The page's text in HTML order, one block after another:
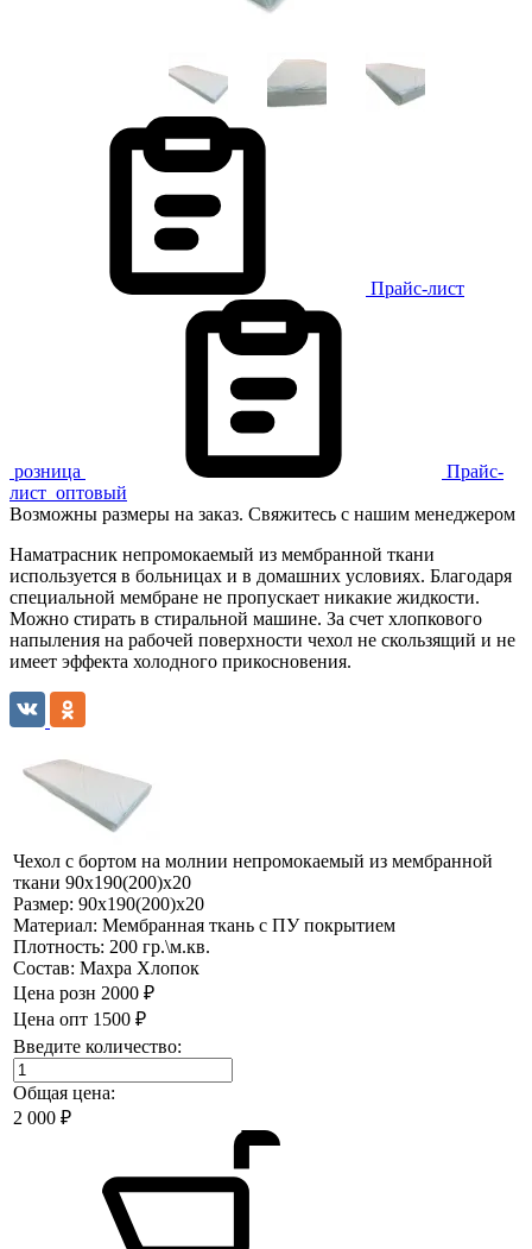
Прайс-лист
розница
Прайс-
лист оптовый
Возможны размеры на заказ. Свяжитесь с нашим менеджером
Наматрасник непромокаемый из мембранной ткани
используется в больницах и в домашних условиях. Благодаря
специальной мембране не пропускает никакие жидкости.
Можно стирать в стиральной машине. За счет хлопкового
напыления на рабочей поверхности чехол не скользящий и не
имеет эффекта холодного прикосновения.
Чехол с бортом на молнии непромокаемый из мембранной
ткани 90х190(200)х20
Размер: 90х190(200)х20
Материал: Мембранная ткань с ПУ покрытием
Плотность: 200 гр.\м.кв.
Состав: Махра Хлопок
Цена розн 2000 ₽
Цена опт 1500 ₽
Введите количество:
Общая цена:
2 000 ₽